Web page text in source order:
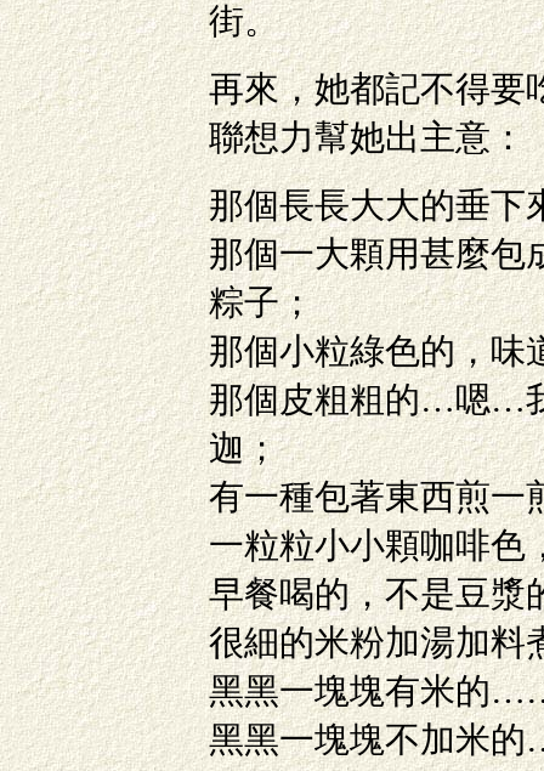
街。
再來，她都記不得要
聯想力幫她出主意：
那個長長大大的垂
那個一大顆用甚麼
粽子；
那個小粒綠色的，
那個皮粗粗的…嗯…
迦；
有一種包著東西煎
一粒粒小小顆咖啡
早餐喝的，不是豆
很細的米粉加湯加
黑黑一塊塊有米的
黑黑一塊塊不加米